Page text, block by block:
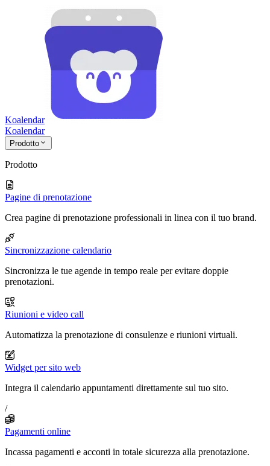
Koalendar
Koalendar
Prodotto
Prodotto
Pagine di prenotazione
Crea pagine di prenotazione professionali in linea con il tuo brand.
Sincronizzazione calendario
Sincronizza le tue agende in tempo reale per evitare doppie
prenotazioni.
Riunioni e video call
Automatizza la prenotazione di consulenze e riunioni virtuali.
Widget per sito web
Integra il calendario appuntamenti direttamente sul tuo sito.
/
Pagamenti online
Incassa pagamenti e acconti in totale sicurezza alla prenotazione.